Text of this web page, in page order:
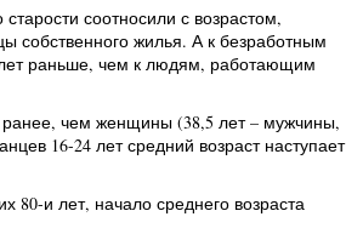
соотносили с возрастом,
собственного жилья. А к безработным
лет раньше, чем к людям, работающим
чем женщины (38,5 лет – мужчины,
16-24 лет средний возраст наступает
и лет, начало среднего возраста